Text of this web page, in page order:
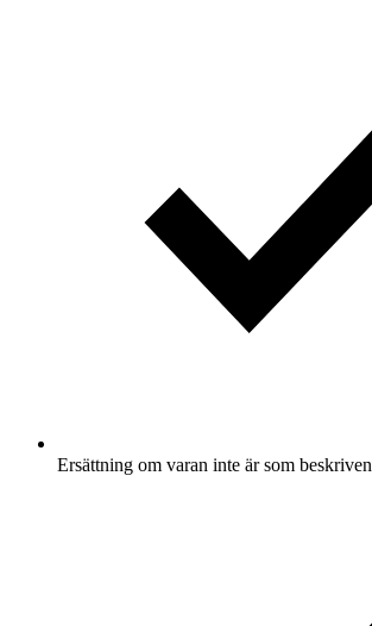
Ersättning om varan inte är som beskriven